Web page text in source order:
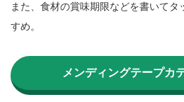
また、食材の賞味期限などを書いて
すめ。
メンディングテープカ